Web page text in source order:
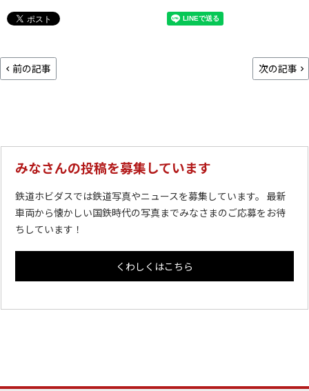
前の記事 次の記事
みなさんの投稿を募集しています
鉄道ホビダスでは鉄道写真やニュースを募集しています。 最新
車両から懐かしい国鉄時代の写真までみなさまのご応募をお待
ちしています！
くわしくはこちら